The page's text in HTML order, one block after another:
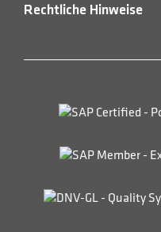
Rechtliche Hinweise